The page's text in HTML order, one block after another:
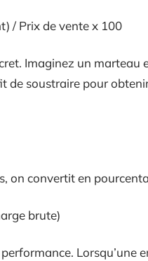
/ Prix de vente x 100
Imaginez un marteau
de soustraire pour
on convertit en
brute)
Lorsqu’une